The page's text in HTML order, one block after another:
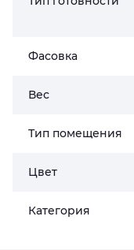
Фасовка
Вес
Тип помещения
Цвет
Категория